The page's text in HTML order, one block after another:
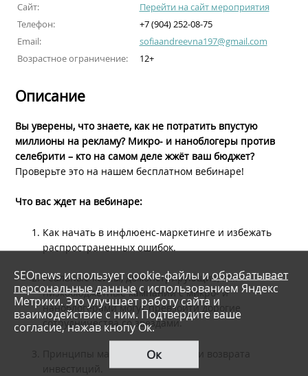
Сайт:
Перейти на сайт мероприятия
Телефон:
+7 (904) 252-08-75
Email:
sofiaandreevna197@gmail.com
Возрастное ограничение:
12+
Описание
Вы уверены, что знаете, как не потратить впустую
миллионы на рекламу? Микро- и наноблогеры против
селебрити – кто на самом деле жжёт ваш бюджет?
Проверьте это на нашем бесплатном вебинаре!
Что вас ждет на вебинаре:
Как начать в инфлюенс-маркетинге и избежать
распространенных ошибок.
Реальные кейсы, демонстрирующие, как
низкобюджетные кампании с микро- и
наноблогерами могут превзойти дорогие
сотрудничества со звездами.
Принципы максимизации ROAS и возврата
инвестиций.
SEOnews использует cookie-файлы иобрабатывает
персональные данные с использованием Яндекс
Метрики. Это улучшает работу сайта и
взаимодействие с ним. Подтвердите ваше
согласие, нажав кнопу Ок.
Ок